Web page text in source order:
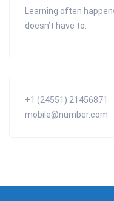
Learning often
doesn’t have to.
+1 (24551) 21456871
mobile@number.com